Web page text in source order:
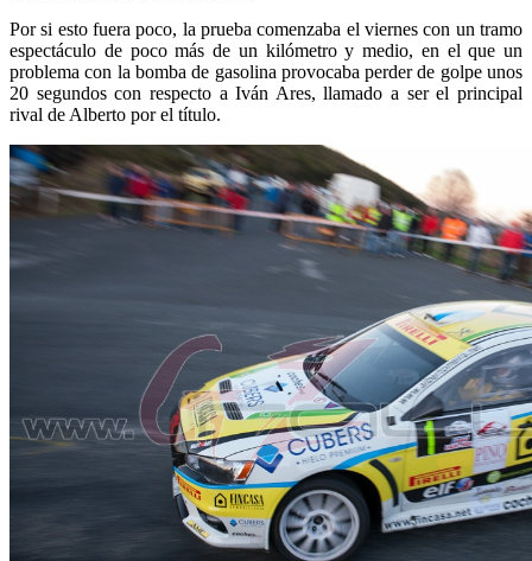
Por si esto fuera poco, la prueba comenzaba el viernes con un tramo
espectáculo de poco más de un kilómetro y medio, en el que un
problema con la bomba de gasolina provocaba perder de golpe unos
20 segundos con respecto a Iván Ares, llamado a ser el principal
rival de Alberto por el título.